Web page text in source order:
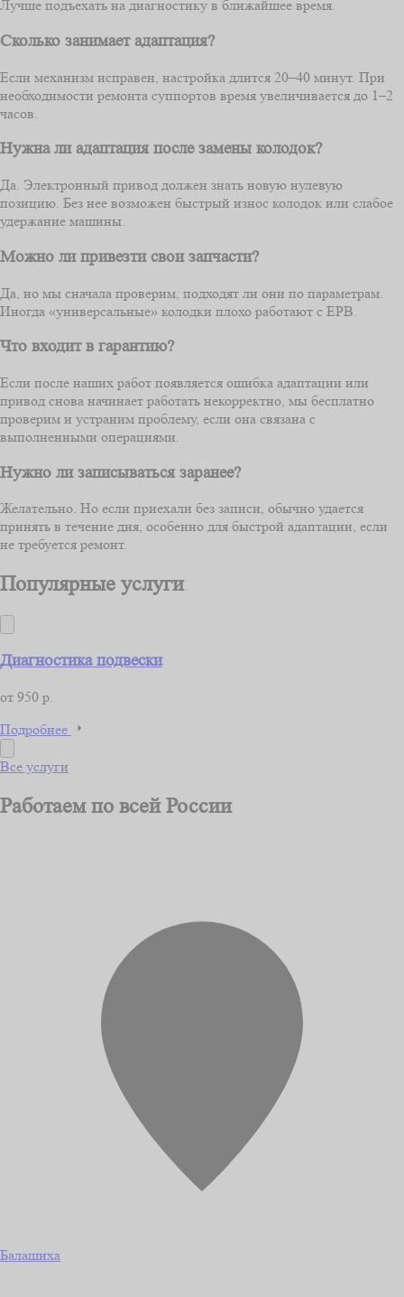
Лучше подъехать на диагностику в ближайшее время.
Сколько занимает адаптация?
Если механизм исправен, настройка длится 20–40 минут. При
необходимости ремонта суппортов время увеличивается до 1–2
часов.
Нужна ли адаптация после замены колодок?
Да. Электронный привод должен знать новую нулевую
позицию. Без нее возможен быстрый износ колодок или слабое
удержание машины.
Можно ли привезти свои запчасти?
Да, но мы сначала проверим, подходят ли они по параметрам.
Иногда «универсальные» колодки плохо работают с EPB.
Что входит в гарантию?
Если после наших работ появляется ошибка адаптации или
привод снова начинает работать некорректно, мы бесплатно
проверим и устраним проблему, если она связана с
выполненными операциями.
Нужно ли записываться заранее?
Желательно. Но если приехали без записи, обычно удается
принять в течение дня, особенно для быстрой адаптации, если
не требуется ремонт.
Популярные услуги
Диагностика подвески
от 950 р.
Подробнее
Все услуги
Работаем по всей России
Балашиха